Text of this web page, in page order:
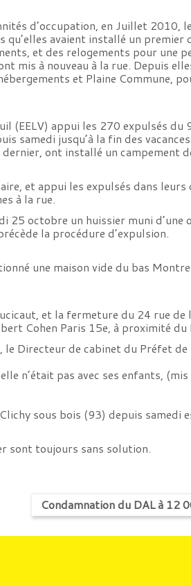
d’occupation, en Juillet 2010,
avaient installé un premier
et des relogements pour une
mis à nouveau à la rue. Depuis
et Plaine Commune,
(EELV) appui les 270 expulsés du
samedi jusqu’à la fin des
ont installé un campement
et appui les expulsés dans leurs
à la rue.
25 octobre un huissier muni d’une
la procédure d’expulsion.
une maison vide du bas
et la fermeture du 24 rue de
Cohen Paris 15e, à proximité du
Directeur de cabinet du Préfet de
n’était pas avec ses enfants, (mis
sous bois (93) depuis samedi
sont toujours sans solution.
Condamnation du DAL à 12